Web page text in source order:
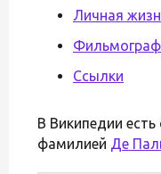
Личная
Ссылки
В Википедии
фамилией Де